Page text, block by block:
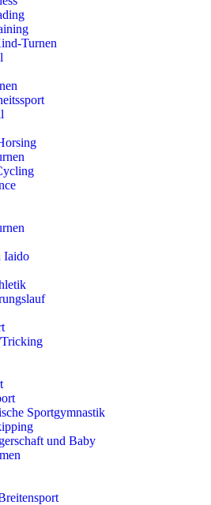
Turnen
Iaido
Sportgymnastik
und Baby